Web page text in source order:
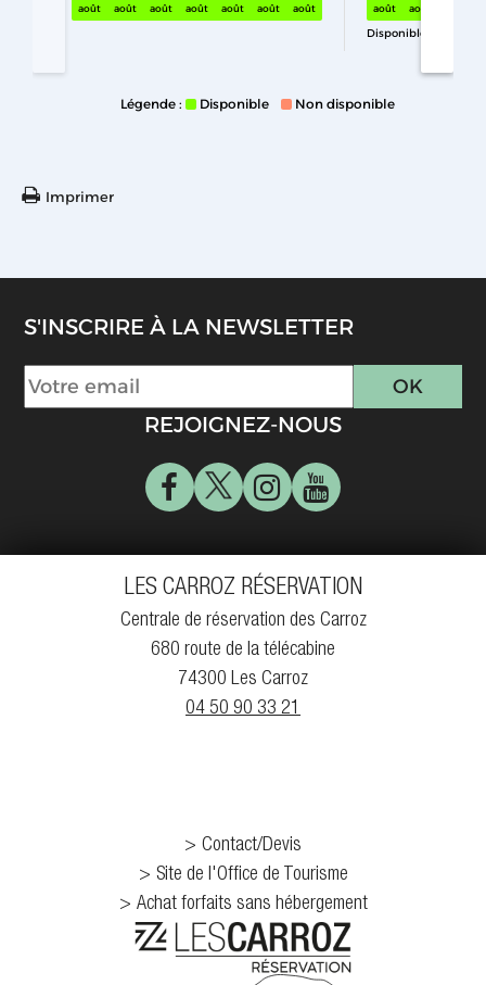
août août août août août août août août août
Disponible
Légende : Disponible Non disponible
Imprimer
S'INSCRIRE À LA NEWSLETTER
REJOIGNEZ-NOUS
LES CARROZ RÉSERVATION
Centrale de réservation des Carroz
680 route de la télécabine
74300 Les Carroz
04 50 90 33 21
Contact/Devis
Site de l'Office de Tourisme
Achat forfaits sans hébergement